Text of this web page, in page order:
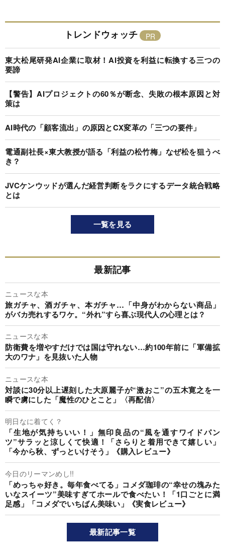
トレンドウォッチ
東大松尾研発AI企業に取材！AI投資を利益に転換する三つの
要諦
【警告】AIプロジェクトの60％が断念、失敗の根本原因と対
策は
AI時代の「顧客流出」の原因とCX変革の「三つの要件」
電通副社長×東大教授が語る「利益の松竹梅」なぜ松を狙うべ
き？
JVCケンウッドが選んだ経営判断をラクにするデータ統合戦略
とは
一覧を見る
最新記事
ニュースな本
旅ガチャ、酒ガチャ、本ガチャ…「中身がわからない商品」
がバカ売れするワケ。“外れ”すら喜ぶ現代人の心理とは？
ニュースな本
防衛費を増やすだけでは国は守れない…約100年前に「軍備拡
大のワナ」を見抜いた人物
ニュースな本
対談に30分以上遅刻した大原麗子が“激おこ”の五木寛之を一
瞬で虜にした「魔性のひとこと」〈再配信〉
明日なに着てく？
「生地が気持ちいい！」無印良品の“風を通すワイドパン
ツ”サラッと涼しくて快適！「さらりと着用できて嬉しい」
「今から秋、ずっといけそう」《購入レビュー》
今日のリーマンめし!!
「めっちゃ好き。毎年食べてる」コメダ珈琲の“幸せの塊みた
いなスイーツ”美味すぎてホールで食べたい！「1口ごとに満
足感」「コメダでいちばん美味い」《実食レビュー》
最新記事一覧